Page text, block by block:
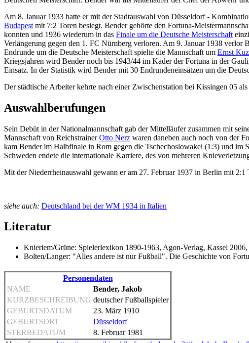
Am 8. Januar 1933 hatte er mit der Stadtauswahl von Düsseldorf -
Budapest mit 7:2 Toren besiegt. Bender gehörte den Fortuna-
konnten und 1936 wiederum in das Finale um die Deutsche Meisterschaft
Verlängerung gegen den 1. FC Nürnberg verloren. Am 9. Januar 1938 verlor
Endrunde um die Deutsche Meisterschaft spielte die Mannschaft um Ernst
Kriegsjahren wird Bender noch bis 1943/44 im Kader der Fortuna in der
Einsatz. In der Statistik wird Bender mit 30 Endrundeneinsätzen um die
Der städtische Arbeiter kehrte nach einer Zwischenstation bei Kissingen 05
Auswahlberufungen
Sein Debüt in der Nationalmannschaft gab der Mittelläufer zusammen mit
Mannschaft von ReichstrainerOtto Nerz waren daneben auch noch von der
kam Bender im Halbfinale in Rom gegen die Tschechoslowakei (1:3) und im
Schweden endete die internationale Karriere, des von mehreren
Mit der Niederrheinauswahl gewann er am 27. Februar 1937 in Berlin mit 2:1
siehe auch: Deutschland bei der WM 1934 in Italien
Literatur
Knieriem/Grüne: Spielerlexikon 1890-1963, Agon-Verlag, Kassel
Bolten/Langer: "Alles andere ist nur Fußball". Die Geschichte von
Personendaten
NAME
Bender, Jakob
KURZBESCHREIBUNG deutscher Fußballspieler
GEBURTSDATUM
23. März 1910
GEBURTSORT
Düsseldorf
STERBEDATUM
8. Februar 1981